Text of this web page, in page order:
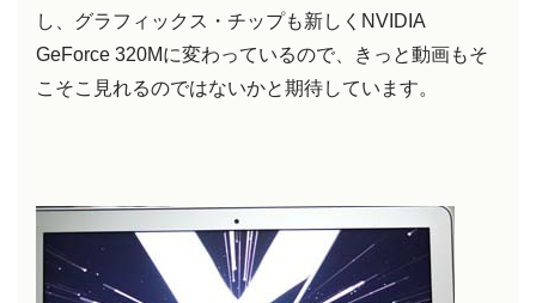
し、グラフィックス・チップも新しくNVIDIA
GeForce 320Mに変わっているので、きっと動画もそ
こそこ見れるのではないかと期待しています。